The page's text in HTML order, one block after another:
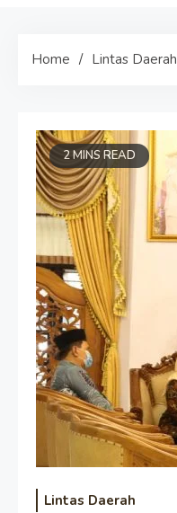
Home Lintas Daerah
2 MINS READ
Lintas Daerah